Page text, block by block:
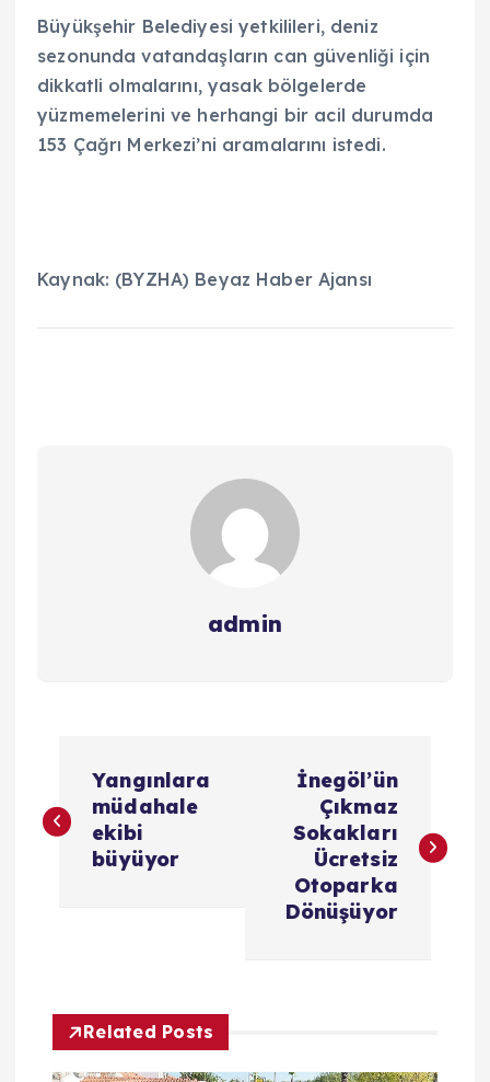
Büyükşehir Belediyesi yetkilileri, deniz
sezonunda vatandaşların can güvenliği için
dikkatli olmalarını, yasak bölgelerde
yüzmemelerini ve herhangi bir acil durumda
153 Çağrı Merkezi’ni aramalarını istedi.
Kaynak: (BYZHA) Beyaz Haber Ajansı
admin
a
e
Yangınlara
müdahale
ekibi
büyüyor
İnegöl’ün
Çıkmaz
Sokakları
Ücretsiz
Otoparka
Dönüşüyor
Related Posts